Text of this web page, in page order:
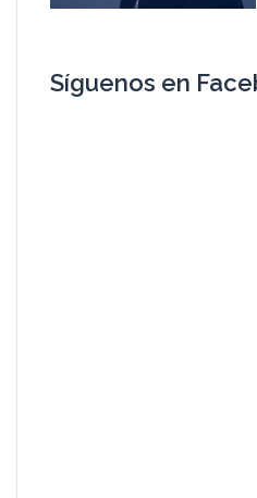
Síguenos en